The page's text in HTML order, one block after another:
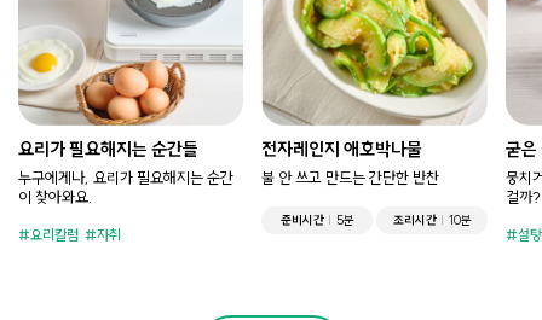
요리가 필요해지는 순간들
누구에게나, 요리가 필요해지는 순간
이 찾아와요.
요리칼럼 자취
전자레인지 애호박나물
불 안 쓰고 만드는 간단한 반찬
준비시간 5분 조리시간 10분
굳은
뭉치
걸까?
설탕